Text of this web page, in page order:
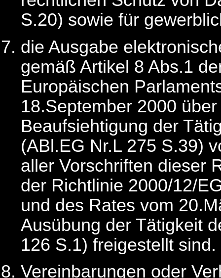
S.20) sowie für
die Ausgabe
gemäß Artikel 8 Abs.1
Europäischen
18.September 2000
Beaufsiehtigung der
(ABl.EG Nr.L 275 S.39)
aller Vorschriften dieser
der Richtlinie 2000/12/
und des Rates vom
Ausübung der Tätigkeit
126 S.1) freigestellt sind.
Vereinbarungen oder